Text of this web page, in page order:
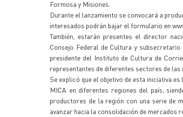
Formosa y Misiones.
Durante el lanzamiento se convocará a
interesados podrán bajar el formulario en
También, estarán presentes el director
Consejo Federal de Cultura y
presidente del Instituto de Cultura de
representantes de diferentes sectores de las
Se explicó que el objetivo de esta iniciativa
MICA en diferentes regiones del país,
productores de la región con una serie de
avanzar hacia la consolidación de mercados